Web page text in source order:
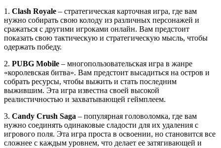
1. Clash Royale – стратегическая карточная игра, где вам
нужно собирать свою колоду из различных персонажей и
сражаться с другими игроками онлайн. Вам предстоит
показать свою тактическую и стратегическую мысль, чтобы
одержать победу.
2. PUBG Mobile – многопользовательская игра в жанре
«королевская битва». Вам предстоит высадиться на остров и
собрать ресурсы, чтобы выжить и стать последним
выжившим. Эта игра известна своей высокой
реалистичностью и захватывающей геймплеем.
3. Candy Crush Saga – популярная головоломка, где вам
нужно соединять одинаковые сладости для их удаления с
игрового поля. Эта игра проста в освоении, но становится все
сложнее с каждым уровнем, что делает ее затягивающей и